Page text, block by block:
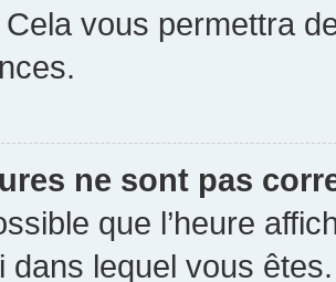
vous permettra
ne sont pas
que l’heure
dans lequel vous